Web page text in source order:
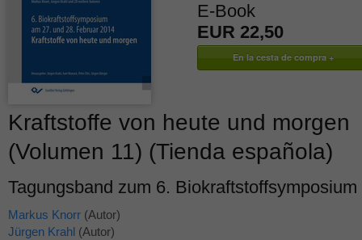
E-Book
EUR 22,50
Kraftstoffe von heute und morgen
(Volumen 11) (Tienda española)
Tagungsband zum 6. Biokraftstoffsymposium
Markus Knorr (Autor)
Jürgen Krahl (Autor)